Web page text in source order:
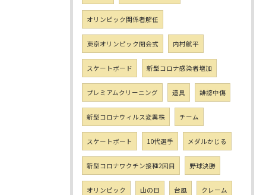
オリンピック関係者解任
東京オリンピック開会式 内村航平
スケートボード 新型コロナ感染者増加
プレミアムクリーニング 道具 誹謗中傷
新型コロナウィルス変異株 チーム
スケートボート 10代選手 メダルかじる
新型コロナワクチン接種2回目 野球決勝
オリンピック 山の日 台風 クレーム